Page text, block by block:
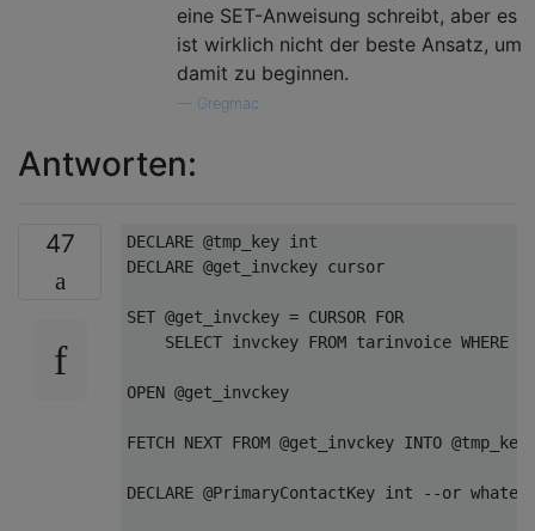
eine SET-Anweisung schreibt, aber es
ist wirklich nicht der beste Ansatz, um
damit zu beginnen.
Gregmac
Antworten:
47 DECLARE @tmp_key int
DECLARE @get_invckey cursor
SET @get_invckey = CURSOR FOR
SELECT invckey FROM tarinvoice WHERE
OPEN @get_invckey
FETCH NEXT FROM @get_invckey INTO @tmp_key
DECLARE @PrimaryContactKey int --or